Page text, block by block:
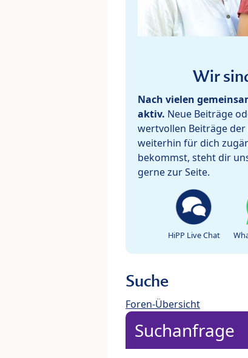
Wir
Nach vielen
aktiv. Neue Beiträge
wertvollen Beiträge
weiterhin für dich
bekommst, steht dir
gerne zur Seite.
HiPP Live Chat
Suche
Foren-Übersicht
Suchanfrage